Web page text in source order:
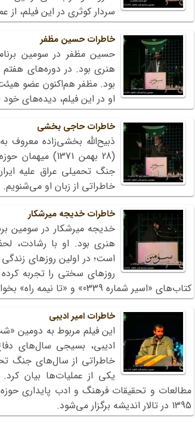
سردار کوثری در این فیلم، از عملیات
خاطرات حسین مظفر
هنری بود. در دوره‌های هفتم
بود. مظفر هم‌اکنون عضو
او در این فیلم، دیده‌های خود
خاطرات حاجی بخشی
ذبیح‌الله بخشی‌زاده
(28 بهمن 1371)
خاطراتی از زبان او می‌شنویم.
خاطرات خدیجه میرشکار
هنری بود. او با رشادت،
است؛ در اولین روزهای
روزهای سختی را تجربه
کتاب‌های «اسیر شماره 0339» و «تا نیمه راه» بخوانید. روایت بخشی از خاطرات او را می‌بینیم.
خاطرات امیر ادیبی
ادیبی، بسیجی سال‌های
خاطراتی از سال‌های جنگ
1395 در تالار اندیشه برگزار می‌شود.